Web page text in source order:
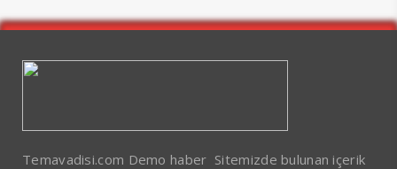
Temavadisi.com Demo haber Sitemizde bulunan içerik